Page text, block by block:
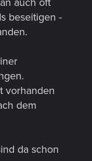
beseitigen -
vorhanden
dem
da schon